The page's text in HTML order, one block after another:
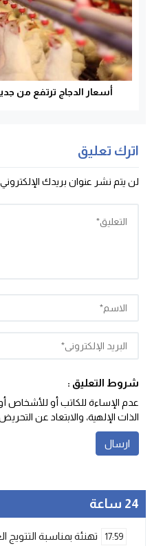
أسعار الدجاج ترتفع من
اترك تعليق
لن يتم نشر عنوان بريدك
شروط التعليق :
عدم الإساءة للكاتب أو للأشخاص
الذات الإلهية، والابتعاد عن
24 ساعة
17:59 تهنئة بمناسبة التتويج